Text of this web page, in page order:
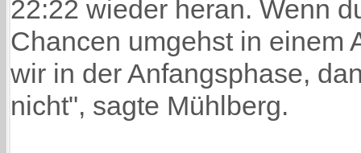
22:22 wieder heran. Wenn
Chancen umgehst in einem
wir in der Anfangsphase,
nicht", sagte Mühlberg.